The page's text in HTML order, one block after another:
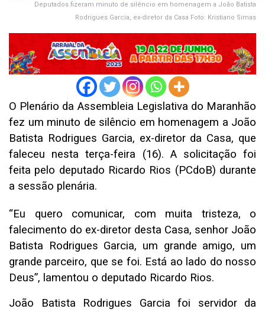
Deputados fizeram minuto de silêncio em homenagem a João Batista
Rodrigues Garcia, ex-diretor da Casa Foto: Kristiano Simas
O Plenário da Assembleia Legislativa do Maranhão
fez um minuto de silêncio em homenagem a João
Batista Rodrigues Garcia, ex-diretor da Casa, que
faleceu nesta terça-feira (16). A solicitação foi
feita pelo deputado Ricardo Rios (PCdoB) durante
a sessão plenária.
“Eu quero comunicar, com muita tristeza, o
falecimento do ex-diretor desta Casa, senhor João
Batista Rodrigues Garcia, um grande amigo, um
grande parceiro, que se foi. Está ao lado do nosso
Deus”, lamentou o deputado Ricardo Rios.
João Batista Rodrigues Garcia foi servidor da